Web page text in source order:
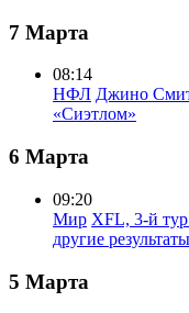
7 Марта
08:14
НФЛ Джино Смит
«Сиэтлом»
6 Марта
09:20
Мир XFL, 3-й
другие результаты
5 Марта